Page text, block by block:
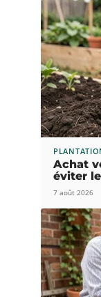
Achat
éviter
7 août 2026